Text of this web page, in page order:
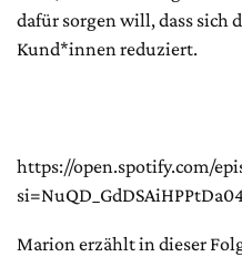
dafür sorgen will, dass sich
Kund*innen reduziert.
https://open.spotify.com/
Marion erzählt in dieser